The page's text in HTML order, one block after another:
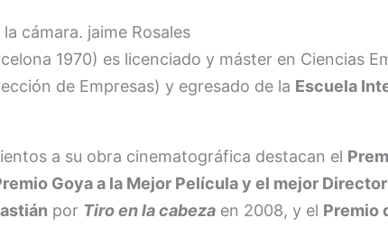
cámara. jaime Rosales
1970) es licenciado y máster en Ciencias
de Empresas) y egresado de la Escuela
a su obra cinematográfica destacan el
Goya a la Mejor Película y el mejor Director
por Tiro en la cabeza en 2008, y el Premio